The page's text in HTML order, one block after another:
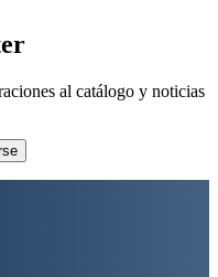
al catálogo y noticias